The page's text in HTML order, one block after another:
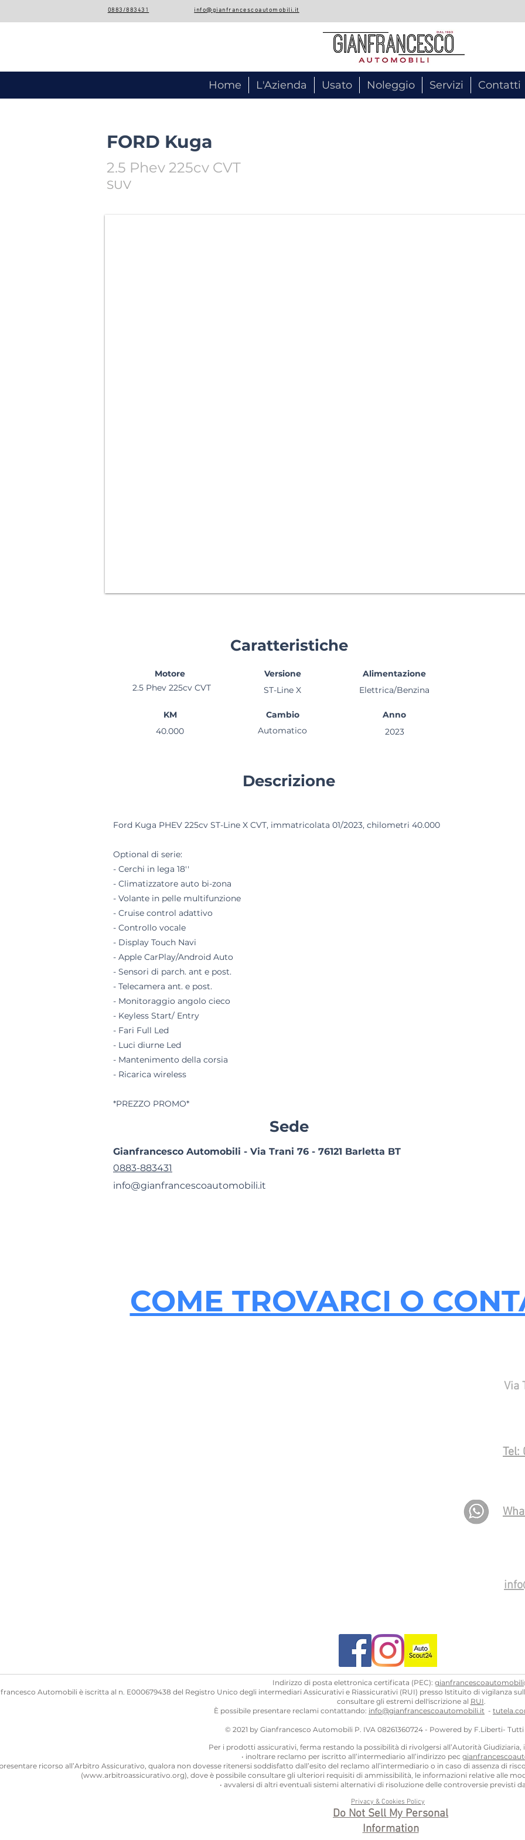
0883/883431 info@gianfrancescoautomobili.it
Home L'Azienda Usato Noleggio Servizi Contatti
FORD Kuga
2.5 Phev 225cv CVT
SUV
Caratteristiche
Motore
2.5 Phev 225cv CVT
KM
40.000
Versione
ST-Line X
Cambio
Automatico
Alimentazione
Elettrica/Benzina
Anno
2023
Descrizione
Ford Kuga PHEV 225cv ST-Line X CVT, immatricolata 01/2023, chilometri 40.000
Optional di serie:
- Cerchi in lega 18''
- Climatizzatore auto bi-zona
- Volante in pelle multifunzione
- Cruise control adattivo
- Controllo vocale
- Display Touch Navi
- Apple CarPlay/Android Auto
- Sensori di parch. ant e post.
- Telecamera ant. e post.
- Monitoraggio angolo cieco
- Keyless Start/ Entry
- Fari Full Led
- Luci diurne Led
- Mantenimento della corsia
- Ricarica wireless
*PREZZO PROMO*
Sede
Gianfrancesco Automobili - Via Trani 76 - 76121 Barletta BT
0883-883431
info@gianfrancescoautomobili.it
COME TROVARCI O
Via
Tel:
Indirizzo di posta elettronica certificata (PEC):
Automobili è iscritta al n. E000679438 del Registro Unico degli intermediari Assicurativi e Riassicurativi (RUI) presso lstituito di vigilanza
consultare gli estremi dell'iscrizione al RUI.
È possibile presentare reclami contattando: info@gianfrancescoautomobili.it ​-
© 2021 by Gianfrancesco Automobili P. IVA 08261360724 - Powered by F.Liberti- Tutti
Per i prodotti assicurativi, ferma restando la possibilità di rivolgersi all’Autorità
•⁠ ⁠inoltrare reclamo per iscritto all’intermediario all’indirizzo pec
ricorso all’Arbitro Assicurativo, qualora non dovesse ritenersi soddisfatto dall’esito del reclamo all’intermediario o in caso di assenza di
(www.arbitroassicurativo.org), dove è possibile consultare gli ulteriori requisiti di ammissibilità, le informazioni relative alle
•⁠ ⁠avvalersi di altri eventuali sistemi alternativi di risoluzione delle controversie previsti
Privacy & Cookies Policy
Do Not Sell My Personal
Information